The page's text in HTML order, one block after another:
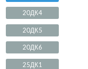
20ДК4
20ДК5
20ДК6
25ДК1